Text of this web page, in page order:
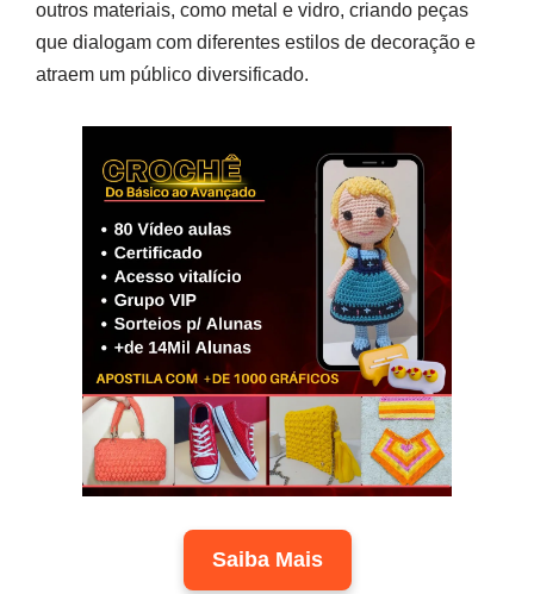
outros materiais, como metal e vidro, criando peças
que dialogam com diferentes estilos de decoração e
atraem um público diversificado.
Saiba Mais